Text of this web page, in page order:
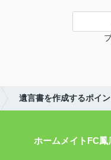
遺言書を作成するポイ
ホームメイト